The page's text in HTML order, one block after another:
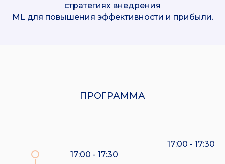
стратегиях внедрения
ML для повышения эффективности и прибыли.
ПРОГРАММА
17:00 - 17:30
17:00 - 17:30